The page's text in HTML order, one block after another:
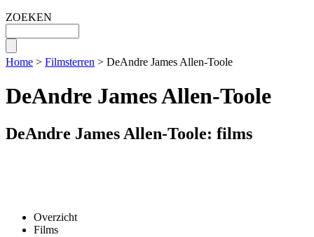
ZOEKEN
Home > Filmsterren > DeAndre James Allen-Toole
DeAndre James Allen-Toole
DeAndre James Allen-Toole: films
Overzicht
Films